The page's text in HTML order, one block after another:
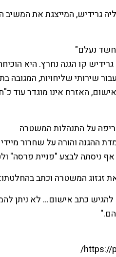
גרידיש, המייצגת את
נעלם"
קו הגנה נחרץ. היא
שירותי שליחויות, המגובה
האזרח אינו מוגדר עוד
על התנהלות המשטרה
ההגנה והורה על שחרור
לבצע "פניית פרסה"
זגזוג המשטרה וכתב בהחלטתו:
כתב אישום… לא ניתן
https://